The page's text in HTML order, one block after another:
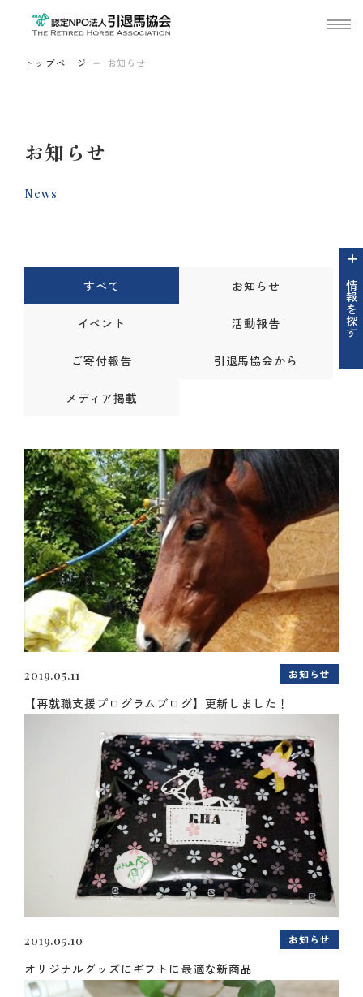
トップページ お知らせ
お知らせ
News
情報を探す
すべて お知らせ
イベント 活動報告
ご寄付報告 引退馬協会から
メディア掲載
2019.05.11 お知らせ
【再就職支援プログラムブログ】更新しました！
2019.05.10 お知らせ
オリジナルグッズにギフトに最適な新商品